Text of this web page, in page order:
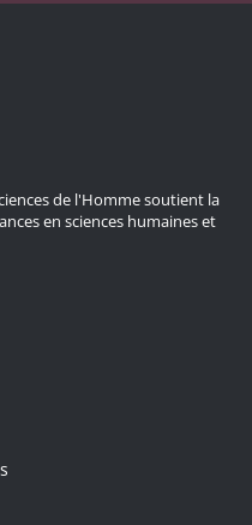
de l'Homme soutient la
en sciences humaines et